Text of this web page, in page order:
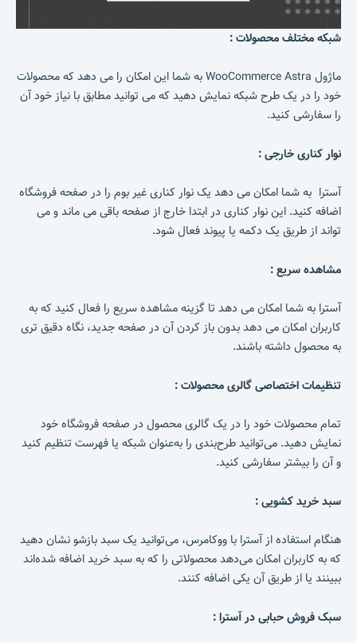
شبکه مختلف محصولات :
ماژول WooCommerce Astra به شما این امکان را می دهد که محصولات
خود را در یک طرح شبکه نمایش دهید که می توانید مطابق با نیاز خود آن
را سفارشی کنید.
نوار کناری خارجی :
آسترا به شما امکان می دهد یک نوار کناری غیر بوم را در صفحه فروشگاه
اضافه کنید. این نوار کناری در ابتدا خارج از صفحه باقی می ماند و می
تواند از طریق یک دکمه یا پیوند فعال شود.
مشاهده سریع :
آسترا به شما امکان می دهد تا گزینه مشاهده سریع را فعال کنید که به
کاربران امکان می دهد بدون باز کردن آن در صفحه جدید، نگاه دقیق تری
به محصول داشته باشند.
تنظیمات اختصاصی گالری محصولات :
تمام محصولات خود را در یک گالری محصول در صفحه فروشگاه خود
نمایش دهید. می‌توانید طرح‌بندی را به‌عنوان شبکه یا فهرست تنظیم کنید
و آن را بیشتر سفارشی کنید.
سبد خرید کشویی :
هنگام استفاده از آسترا با ووکامرس، می‌توانید یک سبد بازشو نشان دهید
که به کاربران امکان می‌دهد محصولاتی را که به سبد خرید اضافه شده‌اند
ببینند یا از طریق آن یکی اضافه کنند.
سبک فروش حبابی در آسترا :